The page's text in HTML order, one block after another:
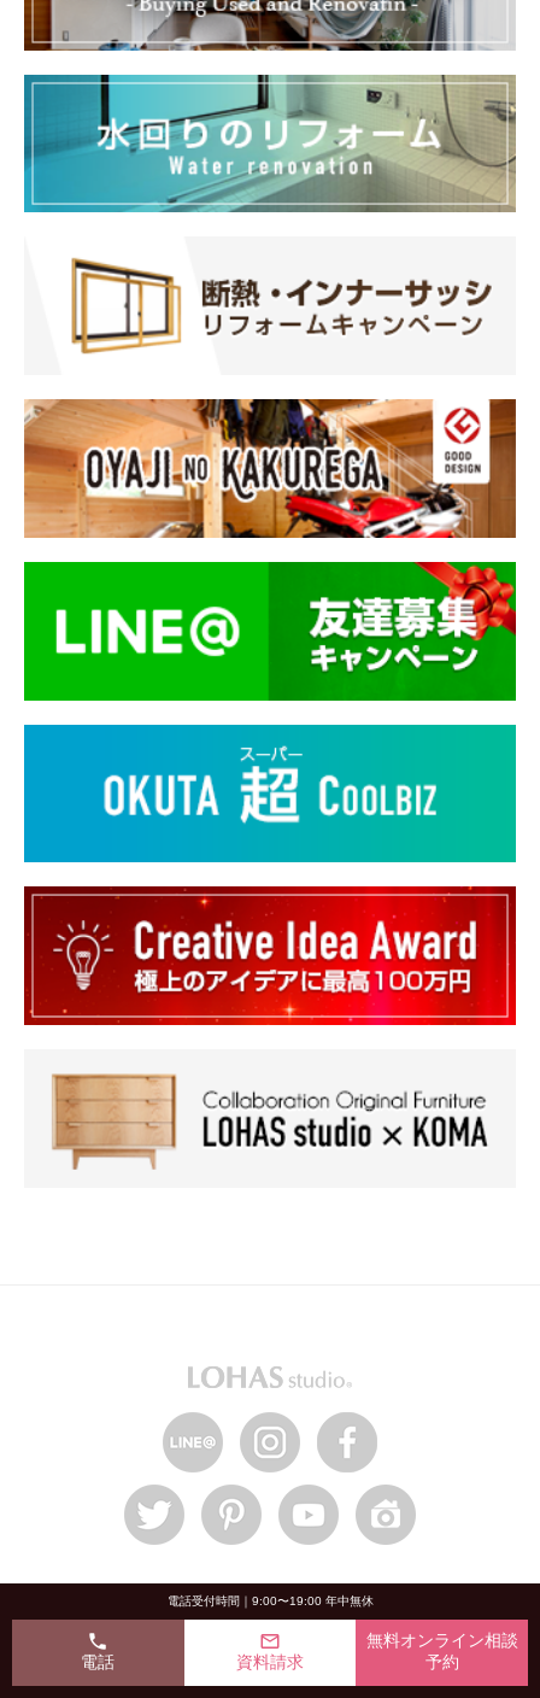
LOHAS studioについて
電話受付時間｜9:00〜19:00 年中無休
phone
電話
mail_outline
資料請求
無料オンライン相談
予約